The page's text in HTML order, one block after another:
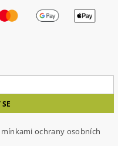
spodmínkami
ochrany osobních